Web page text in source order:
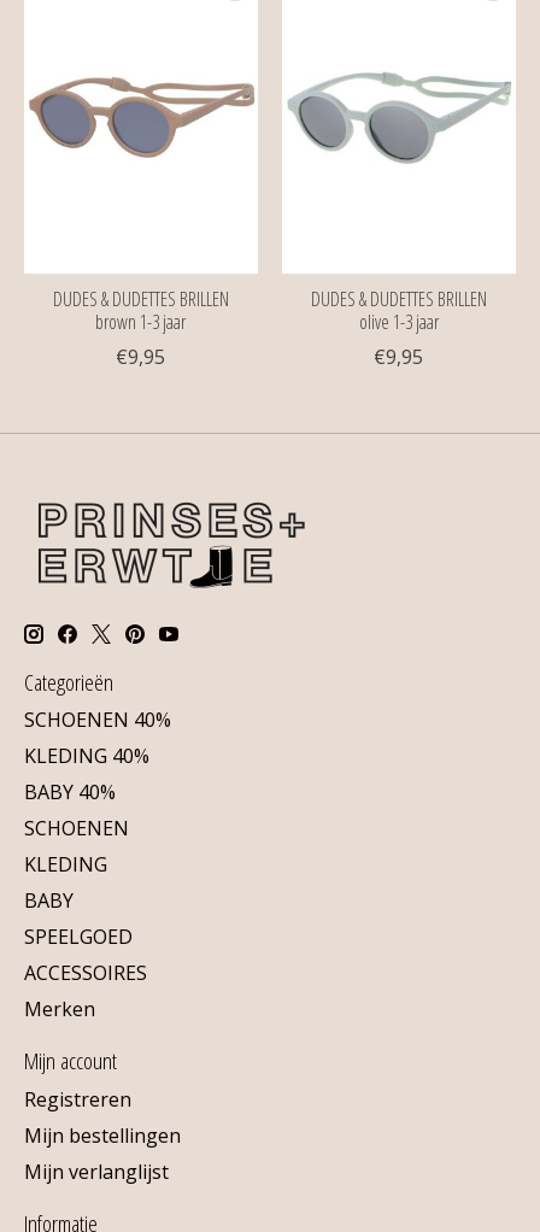
DUDES & DUDETTES BRILLEN
brown 1-3 jaar
€9,95
DUDES & DUDETTES BRILLEN
olive 1-3 jaar
€9,95
Categorieën
SCHOENEN 40%
KLEDING 40%
BABY 40%
SCHOENEN
KLEDING
BABY
SPEELGOED
ACCESSOIRES
Merken
Mijn account
Registreren
Mijn bestellingen
Mijn verlanglijst
Informatie